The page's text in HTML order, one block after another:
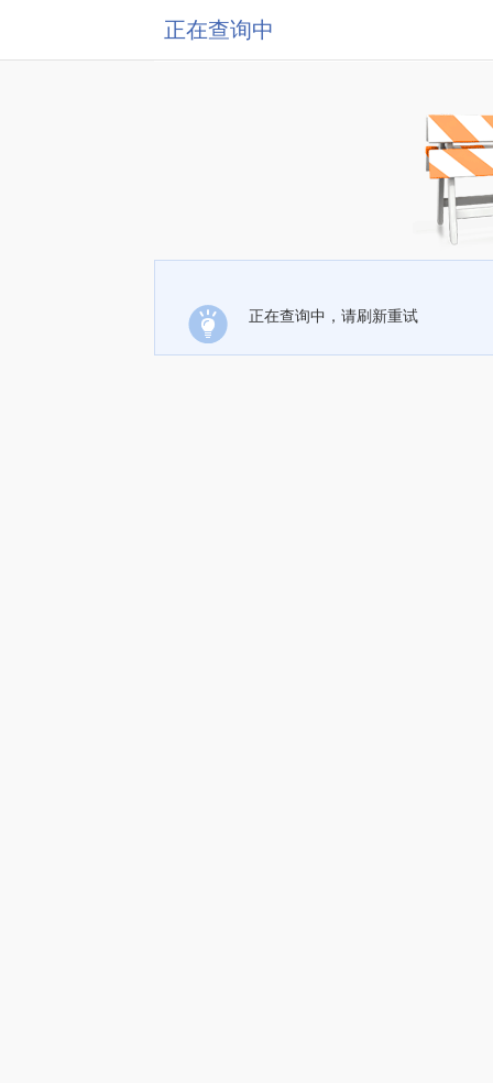
正在查询中
正在查询中，请刷新重试